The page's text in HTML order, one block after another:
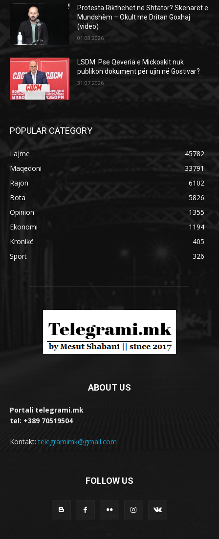
Protesta Rikthehet në Shtator? Skenarët e
Mundshëm – Okult me Dritan Goxhaj
(video)
01.08.2026
LSDM: Pse Qeveria e Mickoskit nuk
publikon dokument për ujin në Gostivar?
31.07.2026
POPULAR CATEGORY
Lajme
45782
Maqedoni
33791
Rajon
6102
Bota
5826
Opinion
1355
Ekonomi
1194
Kronikë
405
Sport
326
ABOUT US
Portali telegrami.mk
tel: +389 70519504
Kontakt:telegramimk@gmail.com
FOLLOW US